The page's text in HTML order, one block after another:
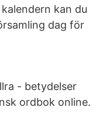
kan du
dag för
- betydelser
ordbok online.